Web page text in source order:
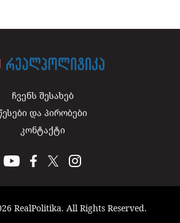
ჩვენს შესახებ
და პირობები
კონტაქტი
RealPolitika. All Rights Reserved.